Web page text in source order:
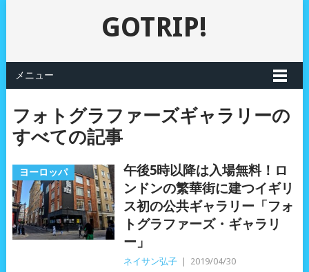
GOTRIP!
メニュー
フォトグラファーズギャラリーの
すべての記事
ヨーロッパ
午後5時以降は入場無料！ロ
ンドンの繁華街に建つイギリ
ス初の公共ギャラリー「フォ
トグラファーズ・ギャラリ
ー」
ネイサン弘子 2019/04/30